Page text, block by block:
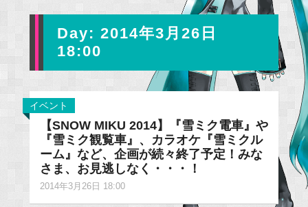
Day: 2014年3月26日
18:00
イベント
【SNOW MIKU 2014】『雪ミク電車』や
『雪ミク観覧車』、カラオケ『雪ミクル
ーム』など、企画が続々終了予定！みな
さま、お見逃しなく・・・！
2014年3月26日 18:00